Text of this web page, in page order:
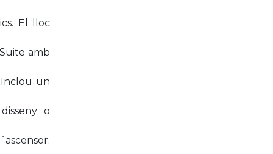
El lloc
amb
Inclou un
o